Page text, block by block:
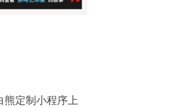
熊定制小程序上